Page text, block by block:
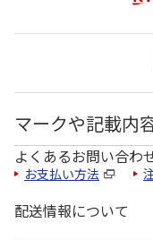
マークや記載内
よくあるお問い合わ
お支払い方法
配送情報について